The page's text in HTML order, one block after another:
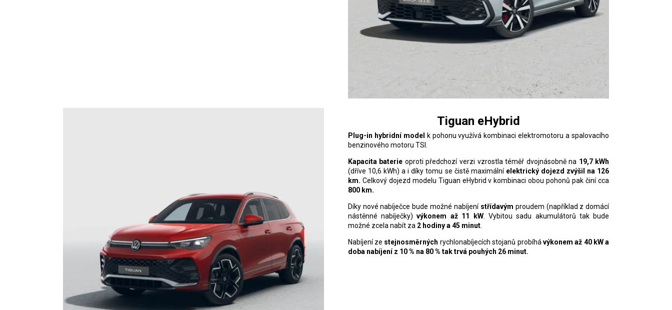
Tiguan eHybrid
Plug-in hybridní model k pohonu využívá kombinaci elektromotoru a spalovacího
benzinového motoru TSI.
Kapacita baterie oproti předchozí verzi vzrostla téměř dvojnásobně na 19,7 kWh
(dříve 10,6 kWh) a i díky tomu se čistě maximální elektrický dojezd zvýšil na 126
km. Celkový dojezd modelu Tiguan eHybrid v kombinaci obou pohonů pak činí cca
800 km.
Díky nové nabíječce bude možné nabíjení střídavým proudem (například z domácí
nástěnné nabíječky)výkonem až 11 kW. Vybitou sadu akumulátorů tak bude
možné zcela nabít za 2 hodiny a 45 minut.
Nabíjení ze stejnosměrných rychlonabíjecích stojanů probíhá výkonem až 40 kW a
doba nabíjení z 10 % na 80 % tak trvá pouhých 26 minut.